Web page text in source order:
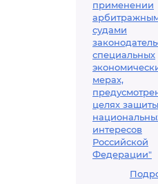
применении
судами
специальных
мерах,
целях защиты
интересов
Российской
Федерации"